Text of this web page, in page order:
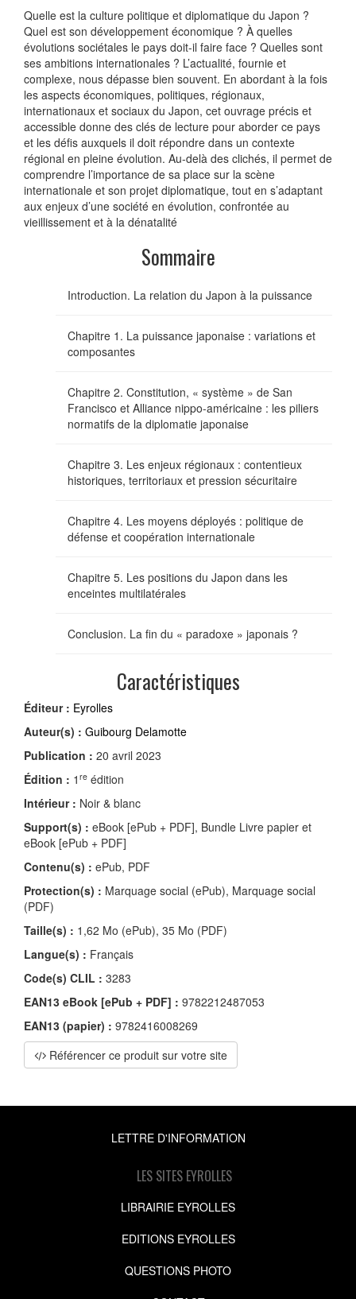
Quelle est la culture politique et diplomatique du Japon ?
Quel est son développement économique ? À quelles
évolutions sociétales le pays doit-il faire face ? Quelles sont
ses ambitions internationales ? L’actualité, fournie et
complexe, nous dépasse bien souvent. En abordant à la fois
les aspects économiques, politiques, régionaux,
internationaux et sociaux du Japon, cet ouvrage précis et
accessible donne des clés de lecture pour aborder ce pays
et les défis auxquels il doit répondre dans un contexte
régional en pleine évolution. Au-delà des clichés, il permet de
comprendre l’importance de sa place sur la scène
internationale et son projet diplomatique, tout en s’adaptant
aux enjeux d’une société en évolution, confrontée au
vieillissement et à la dénatalité
Sommaire
Introduction. La relation du Japon à la puissance
Chapitre 1. La puissance japonaise : variations et
composantes
Chapitre 2. Constitution, « système » de San
Francisco et Alliance nippo-américaine : les piliers
normatifs de la diplomatie japonaise
Chapitre 3. Les enjeux régionaux : contentieux
historiques, territoriaux et pression sécuritaire
Chapitre 4. Les moyens déployés : politique de
défense et coopération internationale
Chapitre 5. Les positions du Japon dans les
enceintes multilatérales
Conclusion. La fin du « paradoxe » japonais ?
Caractéristiques
Éditeur : Eyrolles
Auteur(s) : Guibourg Delamotte
Publication : 20 avril 2023
Édition : 1 re édition
Intérieur : Noir & blanc
Support(s) : eBook [ePub + PDF], Bundle Livre papier et
eBook [ePub + PDF]
Contenu(s) : ePub, PDF
Protection(s) : Marquage social (ePub), Marquage social
(PDF)
Taille(s) : 1,62 Mo (ePub), 35 Mo (PDF)
Langue(s) : Français
Code(s) CLIL : 3283
EAN13 eBook [ePub + PDF] : 9782212487053
EAN13 (papier) : 9782416008269
Référencer ce produit sur votre site
LETTRE D'INFORMATION
LES SITES EYROLLES
LIBRAIRIE EYROLLES
EDITIONS EYROLLES
QUESTIONS PHOTO